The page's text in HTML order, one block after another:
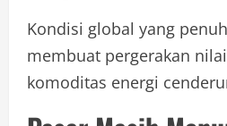
Kondisi global yang
membuat pergerakan
komoditas energi